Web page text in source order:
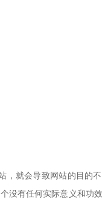
就会导致网站的目的
没有任何实际意义和功